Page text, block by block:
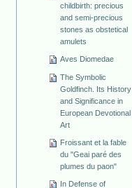
childbirth: precious
and semi-precious
stones as obstetical
amulets
Aves Diomedae
The Symbolic
Goldfinch. Its History
and Significance in
European Devotional
Art
Froissant et la fable
du "Geai paré des
plumes du paon"
In Defense of